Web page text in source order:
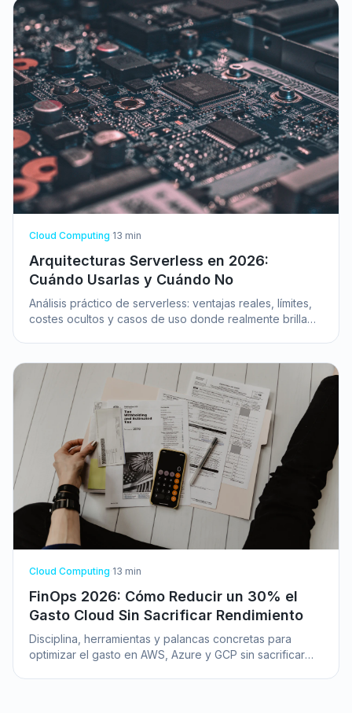
Cloud Computing 13 min
Arquitecturas Serverless en 2026:
Cuándo Usarlas y Cuándo No
Análisis práctico de serverless: ventajas reales, límites,
costes ocultos y casos de uso donde realmente brilla
Cloud Computing 13 min
FinOps 2026: Cómo Reducir un 30% el
Gasto Cloud Sin Sacrificar Rendimiento
Disciplina, herramientas y palancas concretas para
optimizar el gasto en AWS, Azure y GCP sin sacrificar